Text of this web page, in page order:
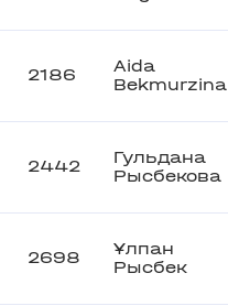
2186
Aida
Bekmurzina
2442
Гульдана
Рысбекова
2698
Ұлпан
Рысбек